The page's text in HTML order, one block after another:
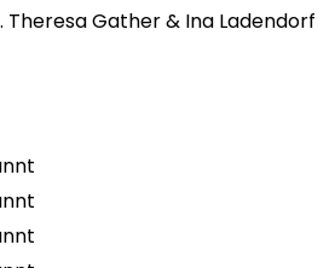
Theresa Gather & Ina Ladendorf